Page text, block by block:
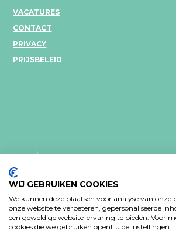
VACATURES
CONTACT
PRIVACY
PRIJSBELEID
PRIVACY VERKLARING
WIJ GEBRUIKEN COOKIES
We kunnen deze plaatsen voor analyse van onze
onze website te verbeteren, gepersonaliseerde
een geweldige website-ervaring te bieden. Voor
cookies die we gebruiken opent u de instellingen.